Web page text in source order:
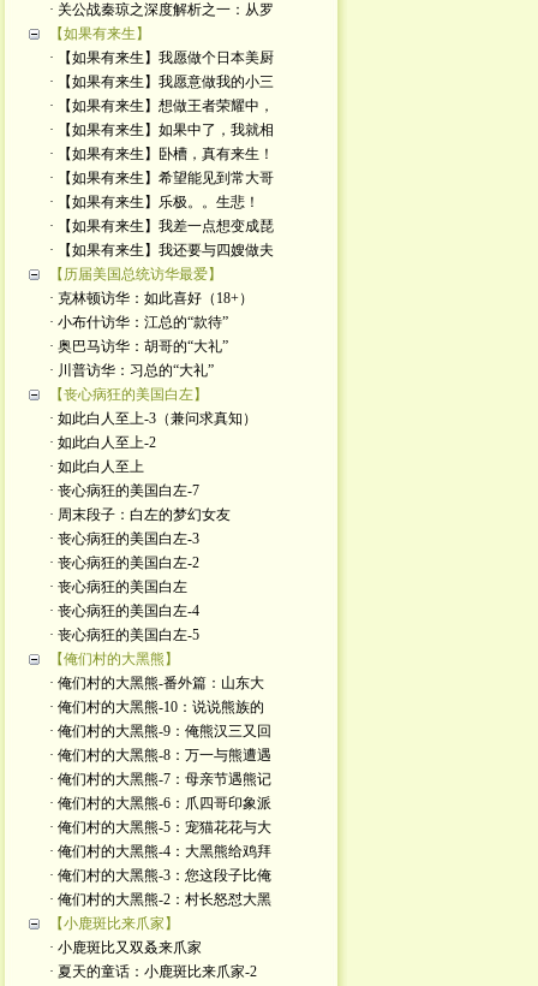
· 关公战秦琼之深度解析之一：从罗
【如果有来生】
· 【如果有来生】我愿做个日本美厨
· 【如果有来生】我愿意做我的小三
· 【如果有来生】想做王者荣耀中，
· 【如果有来生】如果中了，我就相
· 【如果有来生】卧槽，真有来生！
· 【如果有来生】希望能见到常大哥
· 【如果有来生】乐极。。生悲！
· 【如果有来生】我差一点想变成琵
· 【如果有来生】我还要与四嫂做夫
【历届美国总统访华最爱】
· 克林顿访华：如此喜好（18+）
· 小布什访华：江总的“款待”
· 奥巴马访华：胡哥的“大礼”
· 川普访华：习总的“大礼”
【丧心病狂的美国白左】
· 如此白人至上-3（兼问求真知）
· 如此白人至上-2
· 如此白人至上
· 丧心病狂的美国白左-7
· 周末段子：白左的梦幻女友
· 丧心病狂的美国白左-3
· 丧心病狂的美国白左-2
· 丧心病狂的美国白左
· 丧心病狂的美国白左-4
· 丧心病狂的美国白左-5
【俺们村的大黑熊】
· 俺们村的大黑熊-番外篇：山东大
· 俺们村的大黑熊-10：说说熊族的
· 俺们村的大黑熊-9：俺熊汉三又回
· 俺们村的大黑熊-8：万一与熊遭遇
· 俺们村的大黑熊-7：母亲节遇熊记
· 俺们村的大黑熊-6：爪四哥印象派
· 俺们村的大黑熊-5：宠猫花花与大
· 俺们村的大黑熊-4：大黑熊给鸡拜
· 俺们村的大黑熊-3：您这段子比俺
· 俺们村的大黑熊-2：村长怒怼大黑
【小鹿斑比来爪家】
· 小鹿斑比又双叒来爪家
· 夏天的童话：小鹿斑比来爪家-2